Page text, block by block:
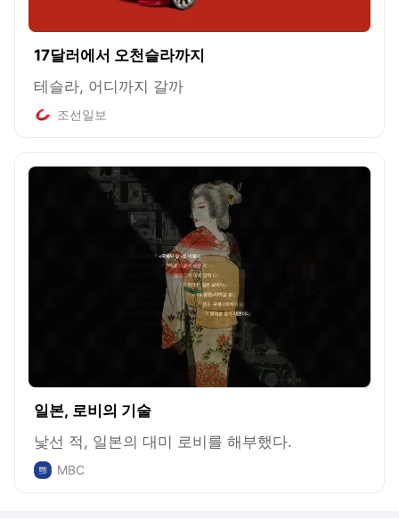
17달러에서 오천슬라까지
테슬라, 어디까지 갈까
조선일보
일본, 로비의 기술
낯선 적, 일본의 대미 로비를 해부했다.
MBC